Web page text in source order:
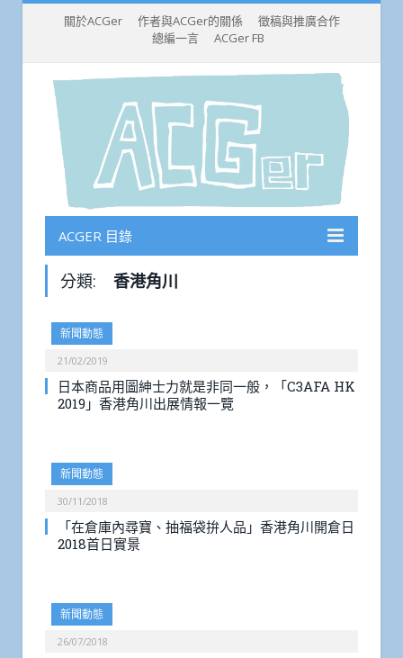
關於ACGer 作者與ACGer的關係
徵稿與推廣合作
總編一言
ACGer FB
ACGER 目錄
分類: 香港角川
新聞動態
21/02/2019
日本商品用圖紳士力就是非同一般，「C3AFA HK
2019」香港角川出展情報一覽
新聞動態
30/11/2018
「在倉庫內尋寶、抽福袋拚人品」香港角川開倉日
2018首日實景
新聞動態
26/07/2018